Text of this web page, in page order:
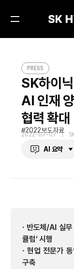
메
PRESS
SK하이
AI 인재
협력 확대
2022보도자료
2022-07-07
AI 요약
· 반도체/AI 실
큘럼’ 시행
· 현업 전문가
구축